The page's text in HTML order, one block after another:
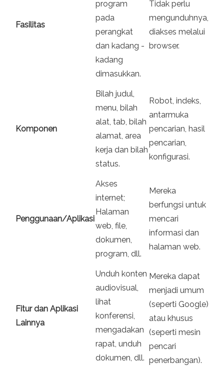
Fasilitas
program
pada
perangkat
dan kadang -
kadang
dimasukkan.
Tidak perlu
mengunduhnya,
diakses melalui
browser.
Komponen
Bilah judul,
menu, bilah
alat, tab, bilah
alamat, area
kerja dan bilah
status.
Robot, indeks,
antarmuka
pencarian, hasil
pencarian,
konfigurasi.
Penggunaan/Aplikasi
Akses
internet;
Halaman
web, file,
dokumen,
program, dll.
Mereka
berfungsi untuk
mencari
informasi dan
halaman web.
Fitur dan Aplikasi
Lainnya
Unduh konten
audiovisual,
lihat
konferensi,
mengadakan
rapat, unduh
dokumen, dll.
Mereka dapat
menjadi umum
(seperti Google)
atau khusus
(seperti mesin
pencari
penerbangan).